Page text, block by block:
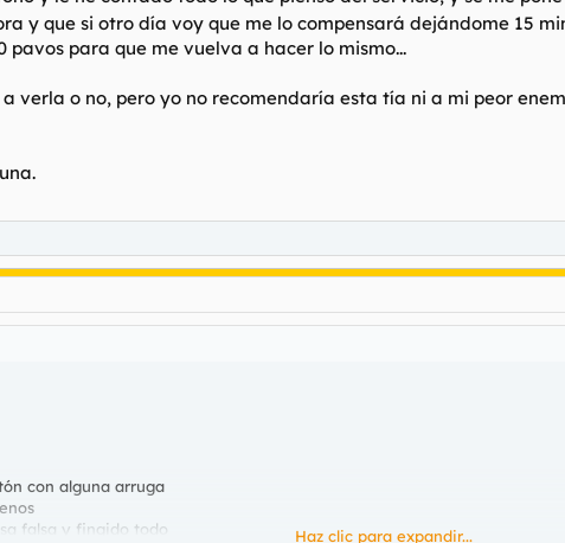
y que si otro día voy que me lo compensará dejándome 15
para que me vuelva a hacer lo mismo...
verla o no, pero yo no recomendaría esta tía ni a mi peor
con alguna arruga
falsa y fingido todo
Haz clic para expandir...